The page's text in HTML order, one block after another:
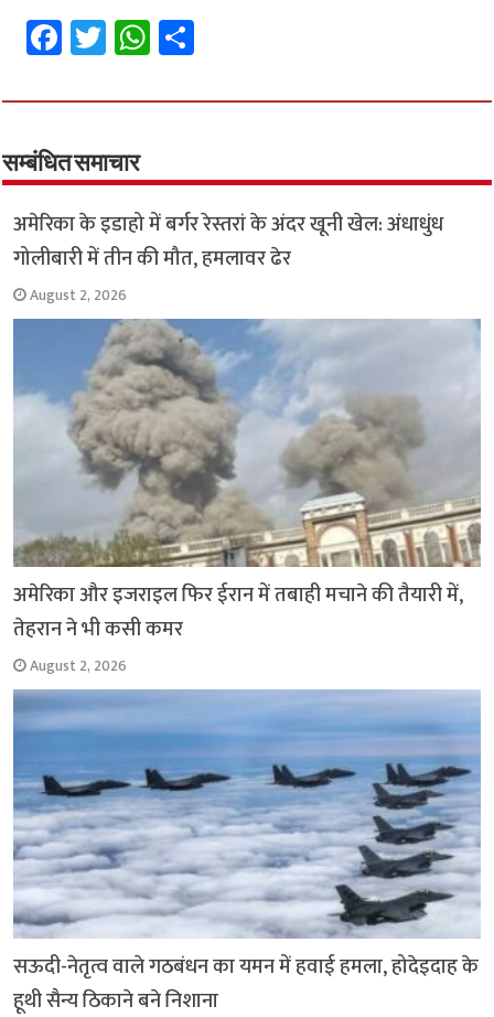
Fa
ce
b
o
o
k
T
wi
tt
er
W
h
at
p
p
ar
सम्बंधित समाचार
अमेरिका के इडाहो में बर्गर रेस्तरां के अंदर खूनी खेल: अंधाधुंध
गोलीबारी में तीन की मौत, हमलावर ढेर
August 2, 2026
अमेरिका और इजराइल फिर ईरान में तबाही मचाने की तैयारी में,
तेहरान ने भी कसी कमर
August 2, 2026
सऊदी-नेतृत्व वाले गठबंधन का यमन में हवाई हमला, होदेइदाह के
हूथी सैन्य ठिकाने बने निशाना